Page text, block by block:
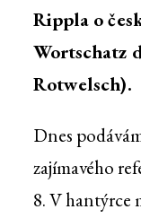
Rippla o
Wortschatz
Rotwelsch).
Dnes
zajímavého
8. V hantýrce